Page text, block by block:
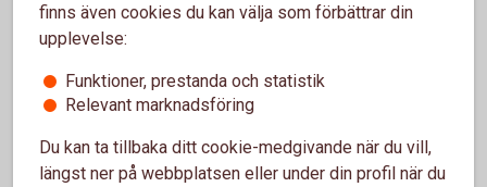
Konton och utbetalningar
Privatkonto
Ungdomskonto
finns även cookies du kan välja som förbättrar din
upplevelse:
Funktioner, prestanda och statistik
Relevant marknadsföring
Du kan ta tillbaka ditt cookie-medgivande när du vill,
längst ner på webbplatsen eller under din profil när du